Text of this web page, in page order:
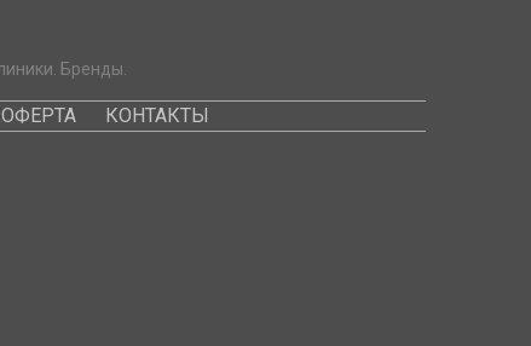
Бренды.
КОНТАКТЫ